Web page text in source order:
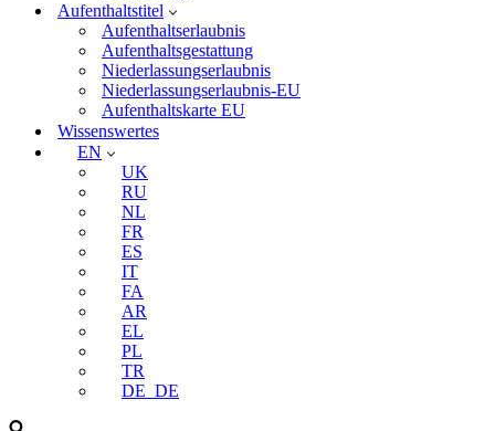
Aufenthaltstitel
Aufenthaltserlaubnis
Aufenthaltsgestattung
Niederlassungserlaubnis
Niederlassungserlaubnis-EU
Aufenthaltskarte EU
Wissenswertes
EN
UK
RU
NL
FR
ES
IT
FA
AR
EL
PL
TR
DE_DE